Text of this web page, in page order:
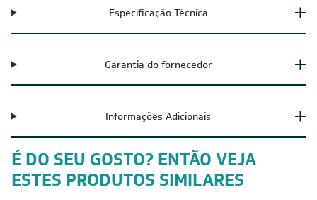
Especificação Técnica
Garantia do fornecedor
Informações Adicionais
É DO SEU GOSTO? ENTÃO VEJA
ESTES PRODUTOS SIMILARES